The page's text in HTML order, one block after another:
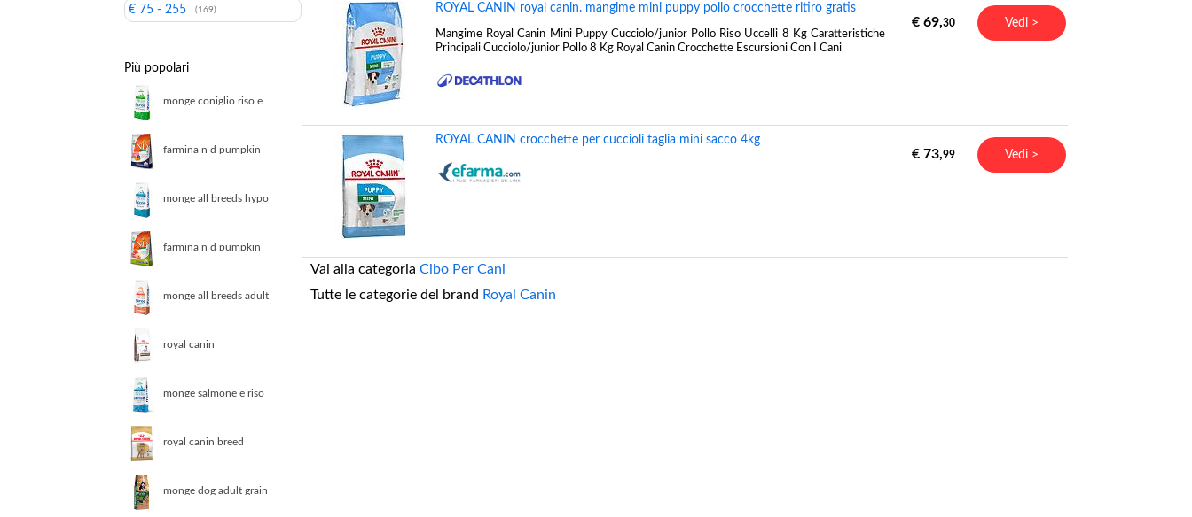
€ 75 - 255 (169)
Più popolari
monge coniglio riso e
farmina n d pumpkin
monge all breeds hypo
farmina n d pumpkin
monge all breeds adult
royal canin
monge salmone e riso
royal canin breed
monge dog adult grain
ROYAL CANIN royal canin. mangime mini puppy pollo crocchette ritiro gratis
Mangime Royal Canin Mini Puppy Cucciolo/junior Pollo Riso Uccelli 8 Kg Caratteristiche
Principali Cucciolo/junior Pollo 8 Kg Royal Canin Crocchette Escursioni Con I Cani
€ 69,30 Vedi >
ROYAL CANIN crocchette per cuccioli taglia mini sacco 4kg
€ 73,99 Vedi >
Vai alla categoria Cibo Per Cani
Tutte le categorie del brand Royal Canin